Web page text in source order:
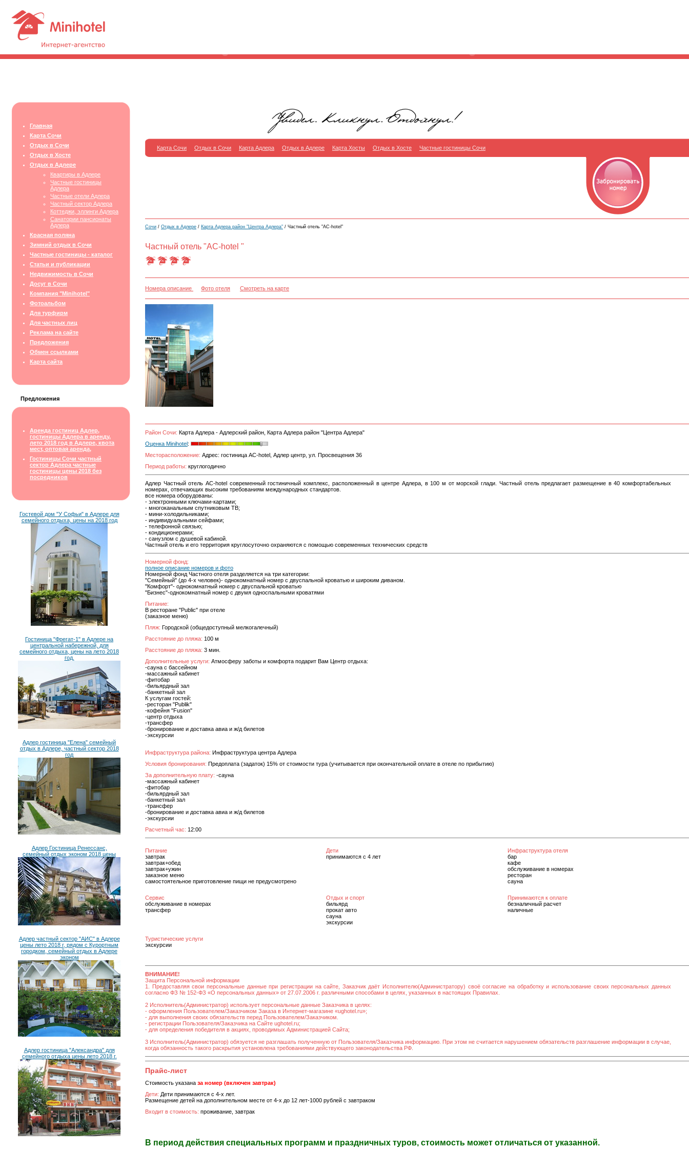
Главная
Карта Сочи
Отдых в Сочи
Отдых в Хосте
Отдых в Адлере
Квартиры в Адлере
Частные гостиницы
Адлера
Частные отели Адлера
Частный сектор Адлера
Коттеджи, эллинги Адлера
Санатории пансионаты
Адлера
Красная поляна
Зимний отдых в Сочи
Частные гостиницы - каталог
Статьи и публикации
Недвижимость в Сочи
Досуг в Сочи
Компания "Minihotel"
Фотоальбом
Для турфирм
Для частных лиц
Реклама на сайте
Предложения
Обмен ссылками
Карта сайта
Предложения
Аренда гостиниц Адлер,
гостиницы Адлера в аренду,
лето 2018 год в Адлере, квота
мест, оптовая аренда,
Гостиницы Сочи частный
сектор Адлера частные
гостиницы цены 2018 без
посредников
Гостевой дом "У Софьи" в Адлере для
семейного отдыха, цены на 2018 год
Гостиница "Фрегат-1" в Адлере на
центральной набережной, для
семейного отдыха, цены на лето 2018
год.
Адлер гостиница "Елена" семейный
отдых в Адлере, частный сектор 2018
год
Адлер Гостиница Ренессанс,
семейный отдых эконом 2018 цены
Адлер частный сектор "АИС" в Адлере
цены лето 2018 г, рядом с Курортным
городком, семейный отдых в Адлере
эконом
Адлер гостиница "Александра" для
семейного отдыха цены лето 2018 г.
Карта Сочи Отдых в Сочи Карта Адлера Отдых в Адлере Карта Хосты Отдых в Хосте Частные гостиницы Сочи
Сочи / Отдых в Адлере / Карта Адлера район "Центра Адлера" / Частный отель "АС-hotel"
Частный отель "АС-hotel "
Номера описание Фото отеля Смотреть на карте
Район Сочи: Карта Адлера - Адлерский район, Карта Адлера район "Центра Адлера"
Оценка Minihotel:
Месторасположение: Адрес: гостиница АС-hotel, Адлер центр, ул. Просвещения 36
Период работы: круглогодично
Адлер Частный отель АС-hotel современный гостиничный комплекс, расположенный в центре Адлера, в 100 м от морской глади. Частный отель предлагает размещение в 40 комфортабельных
номерах, отвечающих высоким требованиям международных стандартов.
все номера оборудованы:
- электронными ключами-картами;
- многоканальным спутниковым ТВ;
- мини-холодильниками;
- индивидуальными сейфами;
- телефонной связью;
- кондиционерами;
- санузлом с душевой кабиной.
Частный отель и его территория круглосуточно охраняются с помощью современных технических средств
Номерной фонд:
полное описание номеров и фото
Номерной фонд Частного отеля разделяется на три категории:
"Семейный" (до 4-х человек)- однокомнатный номер с двуспальной кроватью и широким диваном.
"Комфорт"- однокомнатный номер с двуспальной кроватью
"Бизнес"-однокомнатный номер с двумя односпальными кроватями
Питание:
В ресторане "Public" при отеле
(заказное меню)
Пляж: Городской (общедоступный мелкогалечный)
Расстояние до пляжа: 100 м
Расстояние до пляжа: 3 мин.
Дополнительные услуги: Атмосферу заботы и комфорта подарит Вам Центр отдыха:
-сауна с бассейном
-массажный кабинет
-фитобар
-бильярдный зал
-банкетный зал
К услугам гостей:
-ресторан "Publik"
-кофейня "Fusion"
-центр отдыха
-трансфер
-бронирование и доставка авиа и ж/д билетов
-экскурсии
Инфраструктура района: Инфраструктура центра Адлера
Условия бронирования: Предоплата (задаток) 15% от стоимости тура (учитывается при окончательной оплате в отеле по прибытию)
За дополнительную плату: -сауна
-массажный кабинет
-фитобар
-бильярдный зал
-банкетный зал
-трансфер
-бронирование и доставка авиа и ж/д билетов
-экскурсии
Расчетный час: 12:00
Питание
завтрак
завтрак+обед
завтрак+ужин
заказное меню
самостоятельное приготовление пищи не предусмотрено
Дети
принимаются с 4 лет
Инфраструктура отеля
бар
кафе
обслуживание в номерах
ресторан
сауна
Сервис
обслуживание в номерах
трансфер
Отдых и спорт
бильярд
прокат авто
сауна
экскурсии
Принимаются к оплате
безналичный расчет
наличные
Туристические услуги
экскурсии
ВНИМАНИЕ!
Защита Персональной информации
1. Предоставляя свои персональные данные при регистрации на сайте, Заказчик даёт Исполнителю(Администратору) своё согласие на обработку и использование своих персональных данных
согласно ФЗ № 152-ФЗ «О персональных данных» от 27.07.2006 г. различными способами в целях, указанных в настоящих Правилах.
2 Исполнитель(Администратор) использует персональные данные Заказчика в целях:
- оформления Пользователем/Заказчиком Заказа в Интернет-магазине «ughotel.ru»;
- для выполнения своих обязательств перед Пользователем/Заказчиком.
- регистрации Пользователя/Заказчика на Сайте ughotel.ru;
- для определения победителя в акциях, проводимых Администрацией Сайта;
3 Исполнитель(Администратор) обязуется не разглашать полученную от Пользователя/Заказчика информацию. При этом не считается нарушением обязательств разглашение информации в случае,
когда обязанность такого раскрытия установлена требованиями действующего законодательства РФ.
Прайс-лист
Стоимость указана за номер (включен завтрак)
Дети: Дети принимаются с 4-х лет.
Размещение детей на дополнительном месте от 4-х до 12 лет-1000 рублей с завтраком
Входит в стоимость: проживание, завтрак
В период действия специальных программ и праздничных туров, стоимость может отличаться от указанной.